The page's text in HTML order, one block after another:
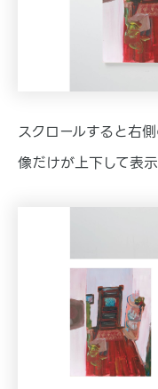
スクロールすると右
像だけが上下して表示